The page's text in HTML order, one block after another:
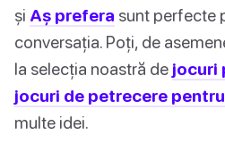
și Aș prefera sunt perfecte
conversația. Poți, de
la selecția noastră de jocuri
jocuri de petrecere
multe idei.